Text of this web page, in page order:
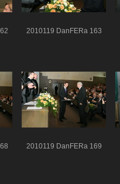
2010119 DanFERa 163
2010119 DanFERa 169